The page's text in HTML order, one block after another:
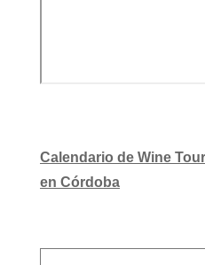
Calendario de Wine
en Córdoba